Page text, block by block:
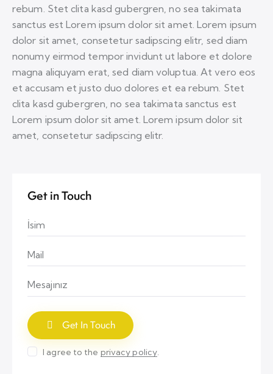
rebum. Stet clita kasd gubergren, no sea takimata
sanctus est Lorem ipsum dolor sit amet. Lorem ipsum
dolor sit amet, consetetur sadipscing elitr, sed diam
nonumy eirmod tempor invidunt ut labore et dolore
magna aliquyam erat, sed diam voluptua. At vero eos
et accusam et justo duo dolores et ea rebum. Stet
clita kasd gubergren, no sea takimata sanctus est
Lorem ipsum dolor sit amet. Lorem ipsum dolor sit
amet, consetetur sadipscing elitr.
Get in Touch
I agree to the privacy policy.